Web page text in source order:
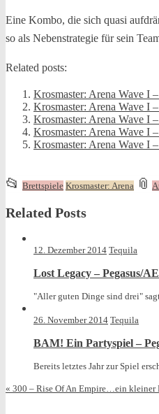
Eine Kombo, die sich quasi
so als Nebenstrategie für sein
Related posts:
Krosmaster: Arena Wave I
Krosmaster: Arena Wave I
Krosmaster: Arena Wave I
Krosmaster: Arena Wave I
Krosmaster: Arena Wave I
📂 This
was
posted
Brettspiele Krosmaster: Arena 📎
Related Posts
12. Dezember 2014 Tequila
Lost Legacy – Pegasus/
"Aller guten Dinge sind drei"
26. November 2014 Tequila
BAM! Ein Partyspiel –
Bereits letztes Jahr zur Spiel
« 300 – Rise Of An Empire…ein kleiner